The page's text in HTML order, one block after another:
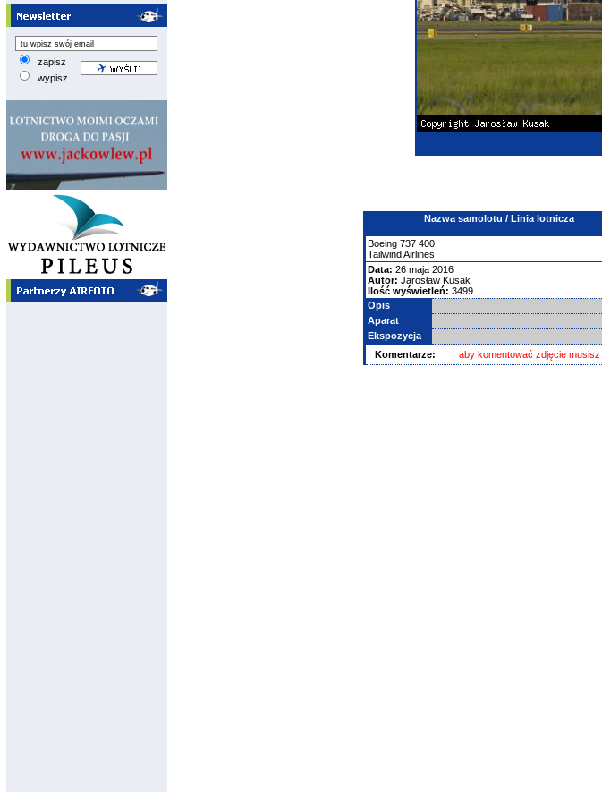
zapisz
wypisz
Nazwa samolotu / Linia lotnicza
Boeing 737 400
Tailwind Airlines
Data: 26 maja 2016
Autor: Jarosław Kusak
Ilość wyświetleń: 3499
Opis
Aparat
Ekspozycja
Komentarze:
aby komentować zdjęcie musisz